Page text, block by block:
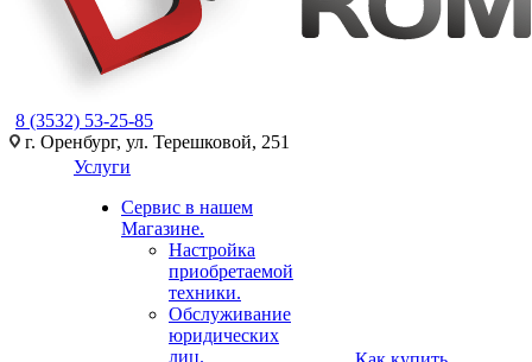
8 (3532) 53-25-85
г. Оренбург, ул. Терешковой, 251
Услуги
Сервис в нашем
Магазине.
Настройка
приобретаемой
техники.
Обслуживание
юридических
лиц.